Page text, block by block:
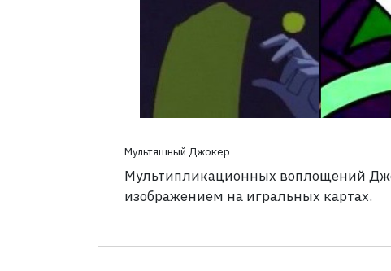
Мультяшный Джокер
Мультипликационных воплощений
изображением на игральных картах.